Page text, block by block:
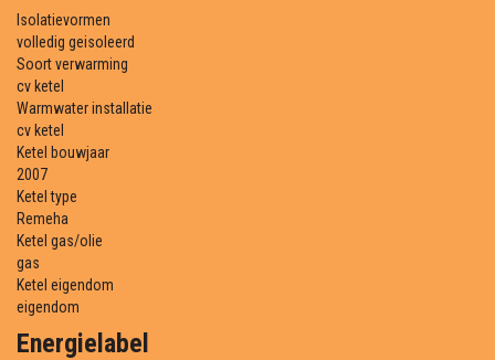
Isolatievormen
volledig geisoleerd
Soort verwarming
cv ketel
Warmwater installatie
cv ketel
Ketel bouwjaar
2007
Ketel type
Remeha
Ketel gas/olie
gas
Ketel eigendom
eigendom
Energielabel